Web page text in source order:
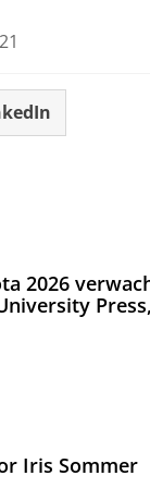
2026
Iris Sommer